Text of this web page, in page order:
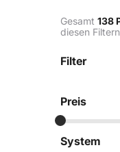
Sandemè
Gesamt 138
diesen Filtern
Filter
Preis
System